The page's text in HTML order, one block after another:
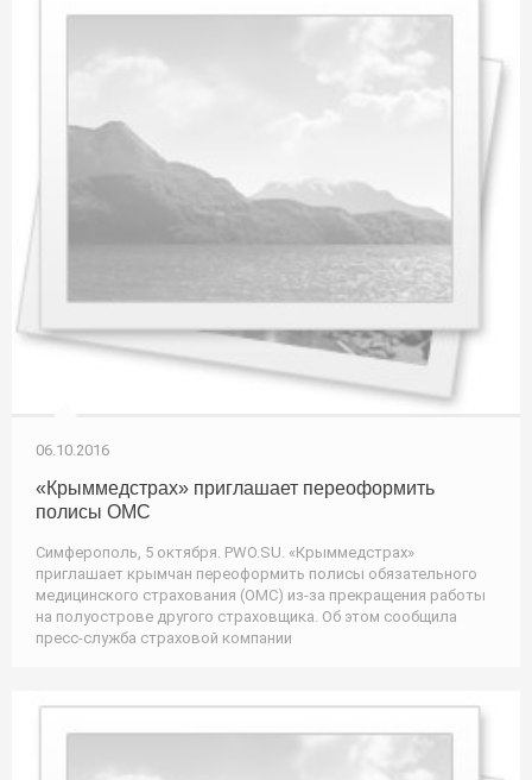
06.10.2016
«Крыммедстрах» приглашает переоформить
полисы ОМС
Симферополь, 5 октября. PWO.SU. «Крыммедстрах»
приглашает крымчан переоформить полисы обязательного
медицинского страхования (ОМС) из-за прекращения работы
на полуострове другого страховщика. Об этом сообщила
пресс-служба страховой компании